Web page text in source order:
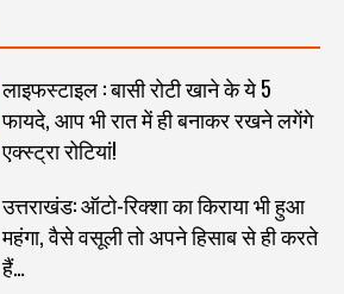
लाइफस्टाइल : बासी रोटी खाने के ये 5
फायदे, आप भी रात में ही बनाकर रखने लगेंगे
एक्स्ट्रा रोटियां!
उत्तराखंड: ऑटो-रिक्शा का किराया भी हुआ
महंगा, वैसे वसूली तो अपने हिसाब से ही करते
हैं…